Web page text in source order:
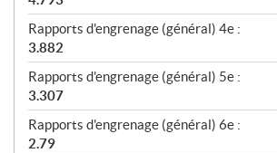
Rapports d'engrenage (général) 4e :
3.882
Rapports d'engrenage (général) 5e :
3.307
Rapports d'engrenage (général) 6e :
2.79